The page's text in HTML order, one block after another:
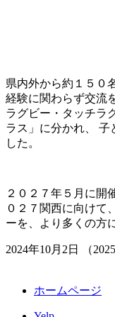
県内外から約１５０
経験に関わらず交流
ラグビー・タッチラ
ラス」に分かれ、 子
した。
２０２７年５月に開
０２７関西に向けて
ーを、より多くの方
2024年10月2日
（
ホームページ